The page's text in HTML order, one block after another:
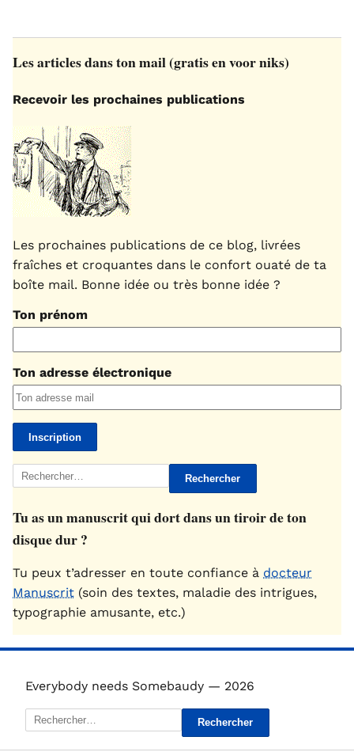
Les articles dans ton mail (gratis en voor niks)
Recevoir les prochaines publications
Les prochaines publications de ce blog, livrées
fraîches et croquantes dans le confort ouaté de ta
boîte mail. Bonne idée ou très bonne idée ?
Ton prénom
Ton adresse électronique
Rechercher :
Tu as un manuscrit qui dort dans un tiroir de ton
disque dur ?
Tu peux t’adresser en toute confiance à docteur
Manuscrit (soin des textes, maladie des intrigues,
typographie amusante, etc.)
Everybody needs Somebaudy — 2026
Rechercher :